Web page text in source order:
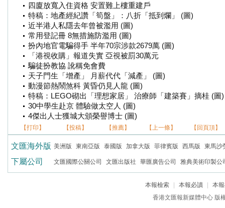
四廈放寬入住資格 安置難上樓重建戶
特稿：地產經紀讚「筍盤」：八折「抵到爛」 (圖)
近半港人私隱去年曾被濫用 (圖)
常用登記冊 8無措施防濫用 (圖)
扮內地官電騙得手 半年70宗涉款2679萬 (圖)
「港視收購」報道失實 亞視被罰30萬元
騙徒扮教協 訛稱免會費
天子門生「增產」 月薪代代「減產」 (圖)
動漫節熱鬧煞科 黃昏仍見人龍 (圖)
特稿：LEGO砌出「理想家居」 治療師「建築賽」摘桂 (圖)
30中學生赴京 體驗做太空人 (圖)
4傑出人士獲城大頒榮譽博士 (圖)
【打印】 【投稿】 【推薦】 【上一條】 【回頁頂】
文匯海外版 美洲版 東南亞版 泰國版 加拿大版 菲律賓版 西馬版 東馬沙
下屬公司 文匯國際公關公司 文匯出版社 華匯廣告公司 雅典美術印製公
本報檢索 本報必讀
本
香港文匯報新媒體中心 版